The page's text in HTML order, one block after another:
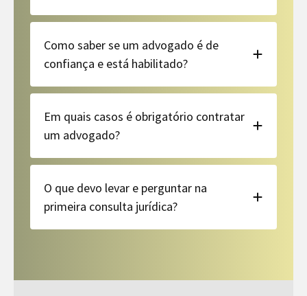
Como saber se um advogado é de
confiança e está habilitado?
Em quais casos é obrigatório contratar
um advogado?
O que devo levar e perguntar na
primeira consulta jurídica?